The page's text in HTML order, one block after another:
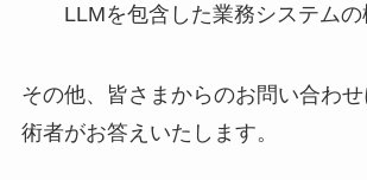
LLMを包含した業務システムの
その他、皆さまからのお問い合わ
術者がお答えいたします。